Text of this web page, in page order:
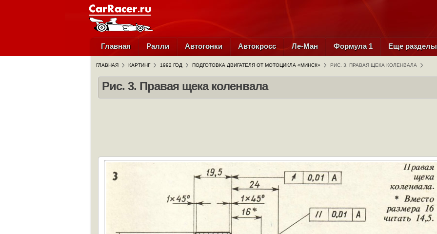
Главная Ралли Автогонки Автокросс Ле-Ман Формула 1 Еще
ГЛАВНАЯ КАРТИНГ 1992 ГОД ПОДГОТОВКА ДВИГАТЕЛЯ ОТ МОТОЦИКЛА «МИНСК» РИС. 3. ПРАВАЯ ЩЕКА КОЛЕНВАЛА
Рис. 3. Правая щека коленвала